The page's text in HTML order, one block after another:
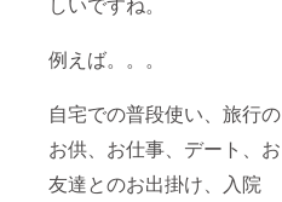
例えば。。。
自宅での普段使い、旅行の
お供、お仕事、デート、お
友達とのお出掛け、入院